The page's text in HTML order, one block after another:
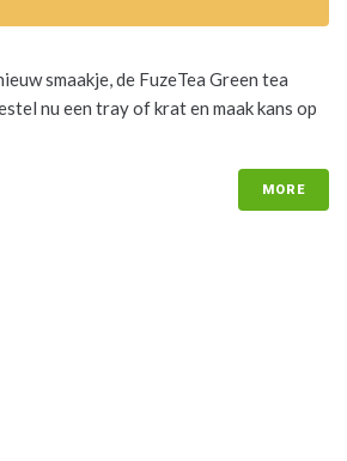
smaakje, de FuzeTea Green tea
nu een tray of krat en maak kans op
MORE